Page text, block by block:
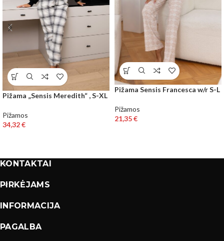
Pižama „Sensis Meredith“ , S-XL
Pižamos
34,32€
Pižama Sensis Francesca w/r S-L
Pižamos
21,35€
KONTAKTAI
PIRKĖJAMS
INFORMACIJA
PAGALBA